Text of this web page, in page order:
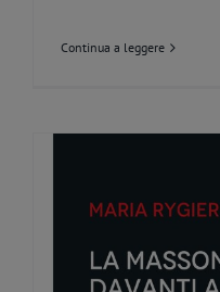
Continua a leggere